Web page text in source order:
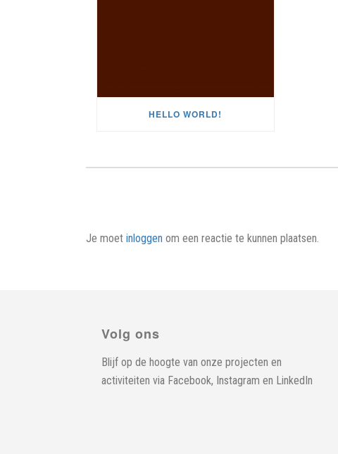
HELLO WORLD!
Je moet inloggen om een reactie te kunnen plaatsen.
Volg ons
Blijf op de hoogte van onze projecten en
activiteiten via Facebook, Instagram en LinkedIn